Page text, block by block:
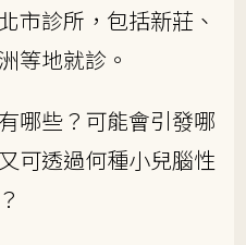
市診所，包括新莊、
等地就診。
哪些？可能會引發哪
可透過何種小兒腦性